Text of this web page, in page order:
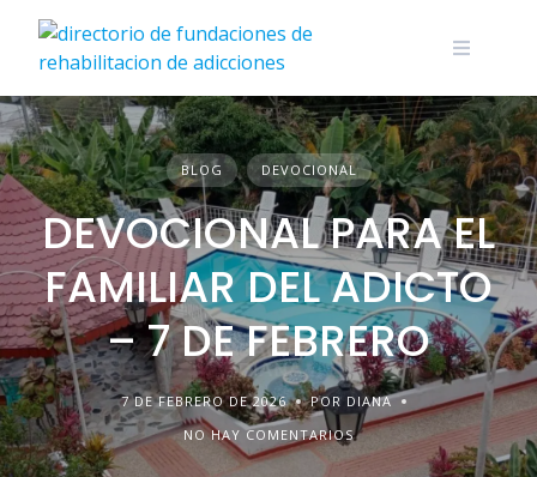
content
BLOG DEVOCIONAL
DEVOCIONAL PARA EL
FAMILIAR DEL ADICTO
– 7 DE FEBRERO
7 DE FEBRERO DE 2026
POR DIANA
NO HAY COMENTARIOS